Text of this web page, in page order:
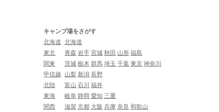
キャンプ場をさがす
北海道 北海道
東北
青森 岩手 宮城 秋田 山形 福島
関東
茨城 栃木 群馬 埼玉 千葉 東京 神奈川
甲信越
山梨 新潟 長野
北陸
富山 石川 福井
東海
岐阜 静岡 愛知 三重
関西
滋賀 京都 大阪 兵庫 奈良 和歌山